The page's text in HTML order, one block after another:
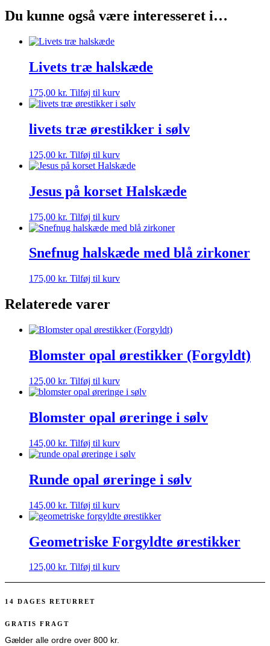
Du kunne også være interesseret i…
Livets træ halskæde
175,00 kr. Tilføj til kurv
livets træ ørestikker i sølv
125,00 kr. Tilføj til kurv
Jesus på korset Halskæde
175,00 kr. Tilføj til kurv
Snefnug halskæde med blå zirkoner
175,00 kr. Tilføj til kurv
Relaterede varer
Blomster opal ørestikker (Forgyldt)
125,00 kr. Tilføj til kurv
Blomster opal øreringe i sølv
145,00 kr. Tilføj til kurv
Runde opal øreringe i sølv
145,00 kr. Tilføj til kurv
Geometriske Forgyldte ørestikker
125,00 kr. Tilføj til kurv
14 DAGES RETURRET
GRATIS FRAGT
Gælder alle ordre over 800 kr.